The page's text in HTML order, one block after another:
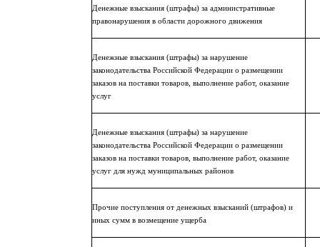
Денежные взыскания (штрафы) за административные
правонарушения в области дорожного движения
Денежные взыскания (штрафы) за нарушение
законодательства Российской Федерации о размещении
заказов на поставки товаров, выполнение работ, оказание
услуг
Денежные взыскания (штрафы) за нарушение
законодательства Российской Федерации о размещении
заказов на поставки товаров, выполнение работ, оказание
услуг для нужд муниципальных районов
Прочие поступления от денежных взысканий (штрафов) и
иных сумм в возмещение ущерба